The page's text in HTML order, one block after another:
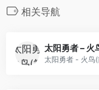
相关导航